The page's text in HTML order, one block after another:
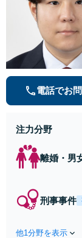
電話でお
注力分野
離婚・男
刑事事件
他1分野を表示